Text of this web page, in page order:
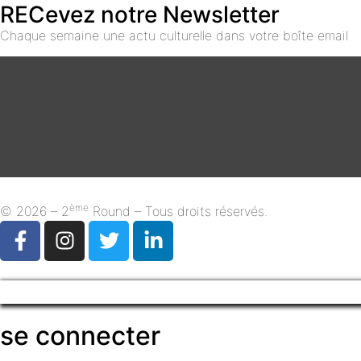
RECevez notre Newsletter
Chaque semaine une actu culturelle dans votre boîte email
© 2026 – 2ème Round – Tous droits réservés.
se connecter